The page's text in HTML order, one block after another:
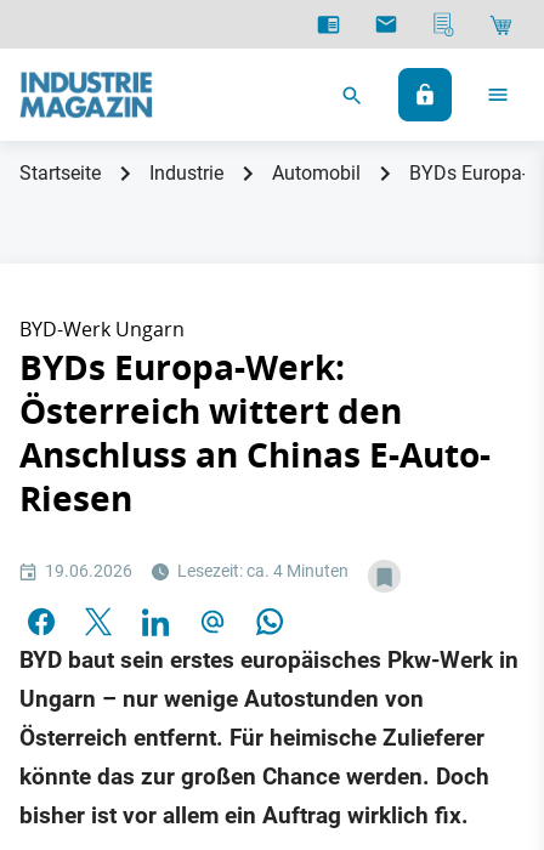
Startseite Industrie Automobil BYDs Europa-
BYD-Werk Ungarn
BYDs Europa-Werk:
Österreich wittert den
Anschluss an Chinas E-Auto-
Riesen
19.06.2026 Lesezeit: ca. 4 Minuten
BYD baut sein erstes europäisches Pkw-Werk in
Ungarn – nur wenige Autostunden von
Österreich entfernt. Für heimische Zulieferer
könnte das zur großen Chance werden. Doch
bisher ist vor allem ein Auftrag wirklich fix.